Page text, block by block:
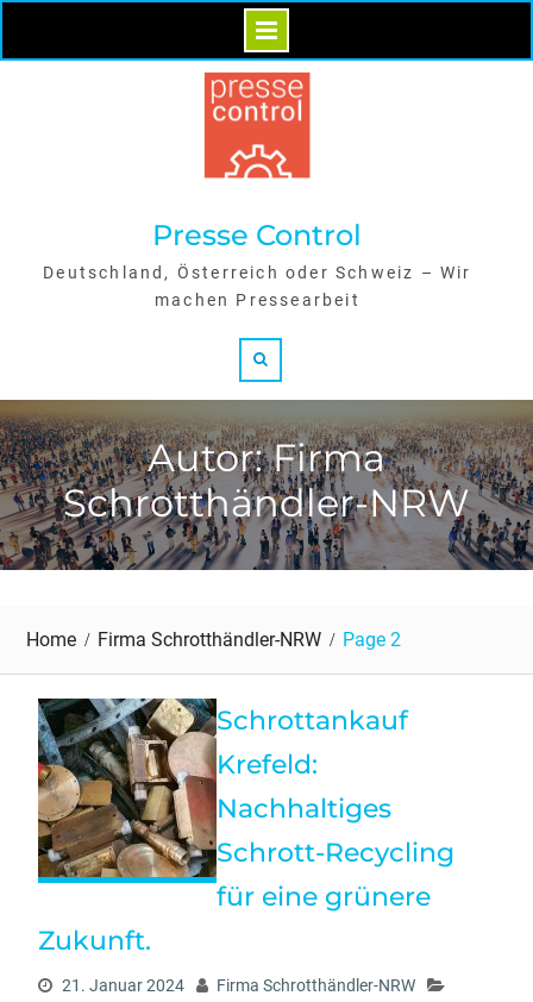
Skip
Presse Control
Deutschland, Österreich oder Schweiz – Wir
machen Pressearbeit
Autor: Firma
Schrotthändler-NRW
Home Firma Schrotthändler-NRW Page 2
Schrottankauf
Krefeld:
Nachhaltiges
Schrott-Recycling
für eine grünere
Zukunft.
21. Januar 2024
Firma Schrotthändler-NRW